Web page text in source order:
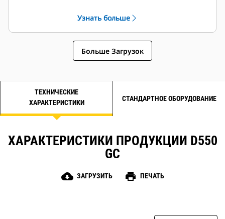
производительности и
техническим характеристикам.
Надежная система изоляции,
класс H
Узнать больше
Больше Загрузок
ТЕХНИЧЕСКИЕ
ХАРАКТЕРИСТИКИ
СТАНДАРТНОЕ ОБОРУДОВАНИЕ
ХАРАКТЕРИСТИКИ ПРОДУКЦИИ D550
GC
cloud_download ЗАГРУЗИТЬ print ПЕЧАТЬ